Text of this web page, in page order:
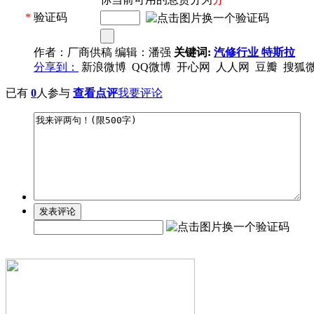
* 验证码
作者：厂商供稿 编辑：潘强 关键词: 汽修行业 特斯拉
分享到：
新浪微博 QQ微博 开心网 人人网 豆瓣 搜狐
已有 0人参与 查看点评我要评论